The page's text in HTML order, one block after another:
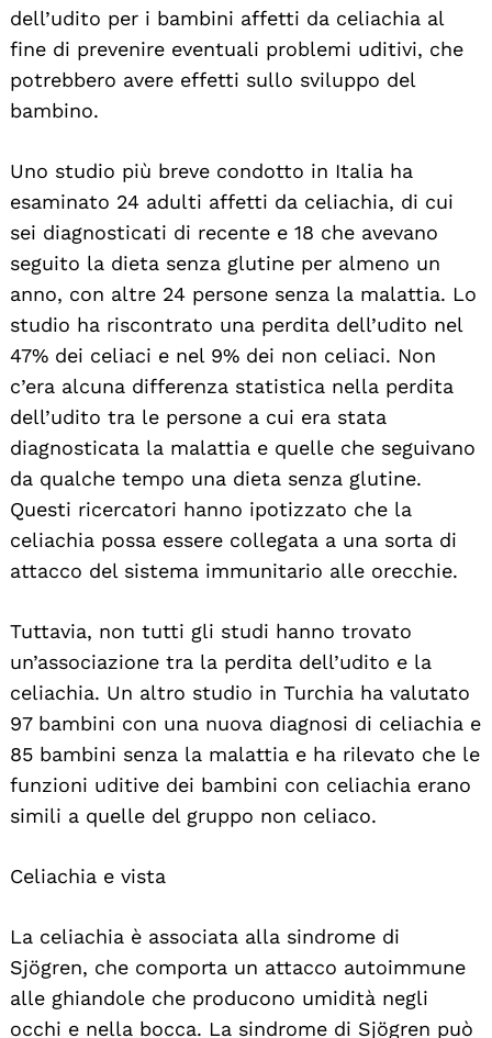
dell’udito per i bambini affetti da celiachia al
fine di prevenire eventuali problemi uditivi, che
potrebbero avere effetti sullo sviluppo del
bambino.
Uno studio più breve condotto in Italia ha
esaminato 24 adulti affetti da celiachia, di cui
sei diagnosticati di recente e 18 che avevano
seguito la dieta senza glutine per almeno un
anno, con altre 24 persone senza la malattia. Lo
studio ha riscontrato una perdita dell’udito nel
47% dei celiaci e nel 9% dei non celiaci. Non
c’era alcuna differenza statistica nella perdita
dell’udito tra le persone a cui era stata
diagnosticata la malattia e quelle che seguivano
da qualche tempo una dieta senza glutine.
Questi ricercatori hanno ipotizzato che la
celiachia possa essere collegata a una sorta di
attacco del sistema immunitario alle orecchie.
Tuttavia, non tutti gli studi hanno trovato
un’associazione tra la perdita dell’udito e la
celiachia. Un altro studio in Turchia ha valutato
97 bambini con una nuova diagnosi di celiachia e
85 bambini senza la malattia e ha rilevato che le
funzioni uditive dei bambini con celiachia erano
simili a quelle del gruppo non celiaco.
Celiachia e vista
La celiachia è associata alla sindrome di
Sjögren, che comporta un attacco autoimmune
alle ghiandole che producono umidità negli
occhi e nella bocca. La sindrome di Sjögren può